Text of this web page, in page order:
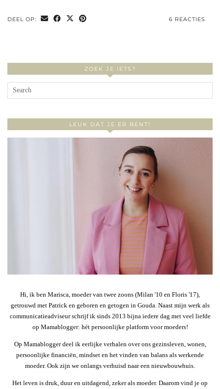
DEEL OP: 6 REACTIES
ZOEK JE IETS?
LEUK DAT JE ER BENT!
Hi, ik ben Marisca, moeder van twee zoons (Milan '10 en Floris '17),
getrouwd met Patrick en geboren en getogen in Gouda. Naast mijn werk als
communicatieadviseur schrijf ik sinds 2013 bijna iedere dag met veel liefde
op Mamablogger: hét persoonlijke platform voor moeders!
Op Mamablogger deel ik eerlijke verhalen over ons gezinsleven, wonen,
persoonlijke financiën, mindset en het vinden van balans als werkende
moeder. Ook zijn we onlangs verhuisd naar een nieuwbouwhuis.
Het leven is druk, duur en uitdagend, zeker als moeder. Daarom vind je op